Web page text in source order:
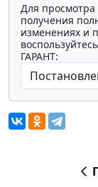
Для просмотра
получения
изменениях и
ГАРАНТ: